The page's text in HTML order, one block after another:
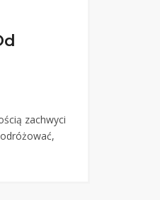
zachwyci